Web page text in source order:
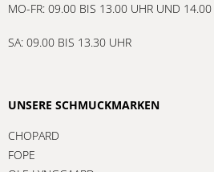
MO-FR: 09.00 BIS 13.00 UHR UND
SA: 09.00 BIS 13.30 UHR
UNSERE SCHMUCKMARKEN
CHOPARD
FOPE